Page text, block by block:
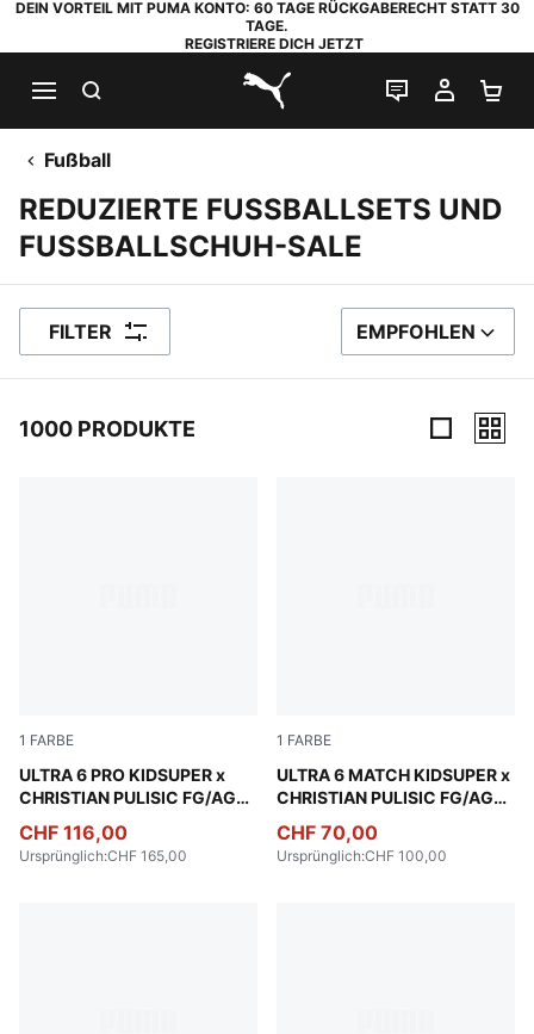
DEIN VORTEIL MIT PUMA KONTO: 60 TAGE RÜCKGABERECHT STATT 30
TAGE.
REGISTRIERE DICH JETZT
PUMA.com
LIVE-CHAT
MEIN
Fußball
REDUZIERTE FUSSBALLSETS UND
FUSSBALLSCHUH-SALE
FILTER SORTIEREN NACH
EMPFOHLEN
1000 PRODUKTE
1 FARBE
ULTRA 6 PRO KIDSUPER x
CHRISTIAN PULISIC FG/AG
PUMA White-Pink Lilac-Dusky Blue
CHF 116,00
Ursprünglich:CHF 165,00
1 FARBE
ULTRA 6 MATCH KIDSUPER x
CHRISTIAN PULISIC FG/AG
PUMA White-Pink Lilac-
CHF 70,00
Ursprünglich:CHF 100,00